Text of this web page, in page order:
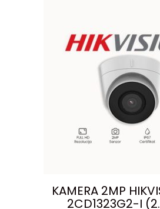
KAMERA 2MP
2CD1323G2-I